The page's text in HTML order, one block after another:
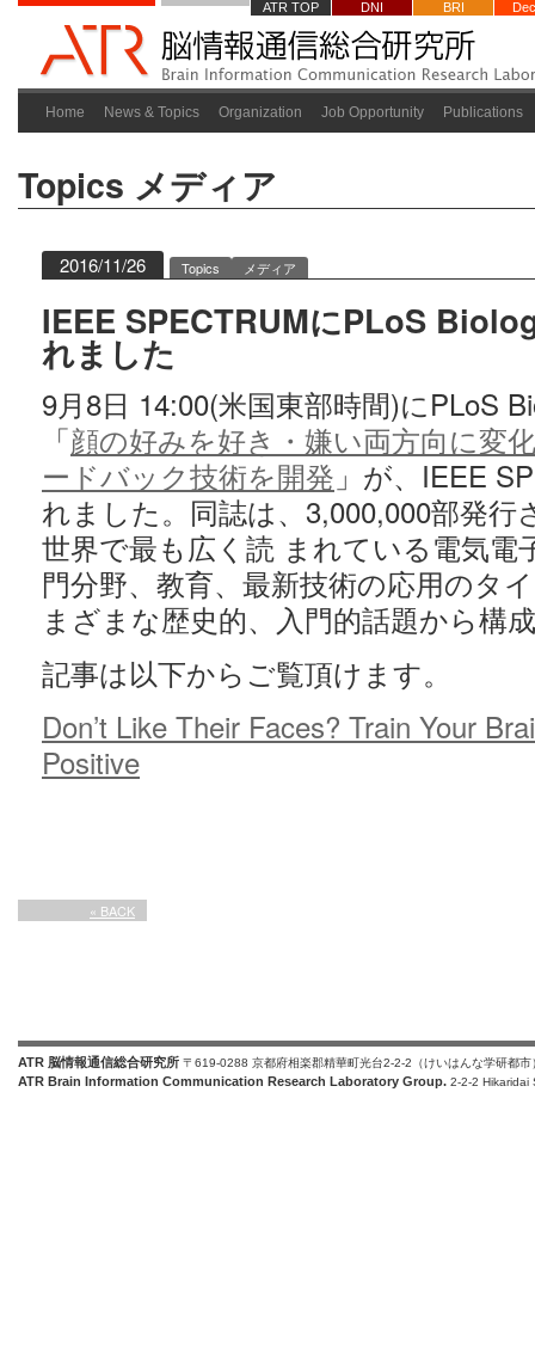
ATR TOP DNI BRI
Home News & Topics Organization Job Opportunity Publications
Topics メディア
2016/11/26 Topics メディア
IEEE SPECTRUMにPLoS
れました
9月8日 14:00(米国東部時間)にPLoS
「顔の好みを好き・嫌い両方向に変
ードバック技術を開発 」が、IEEE
れました。同誌は、3,000,000部発行
世界で最も広く読 まれている電気電
門分野、教育、最新技術の応用のタ
まざまな歴史的、入門的話題から構
記事は以下からご覧頂けます。
Don’t Like Their Faces? Train Your
Positive
« BACK
ATR 脳情報通信総合研究所 〒619-0288 京都府相楽郡精華町光台2-2-2（けいはんな学研都市
ATR Brain Information Communication Research Laboratory Group. 2-2-2 Hikaridai